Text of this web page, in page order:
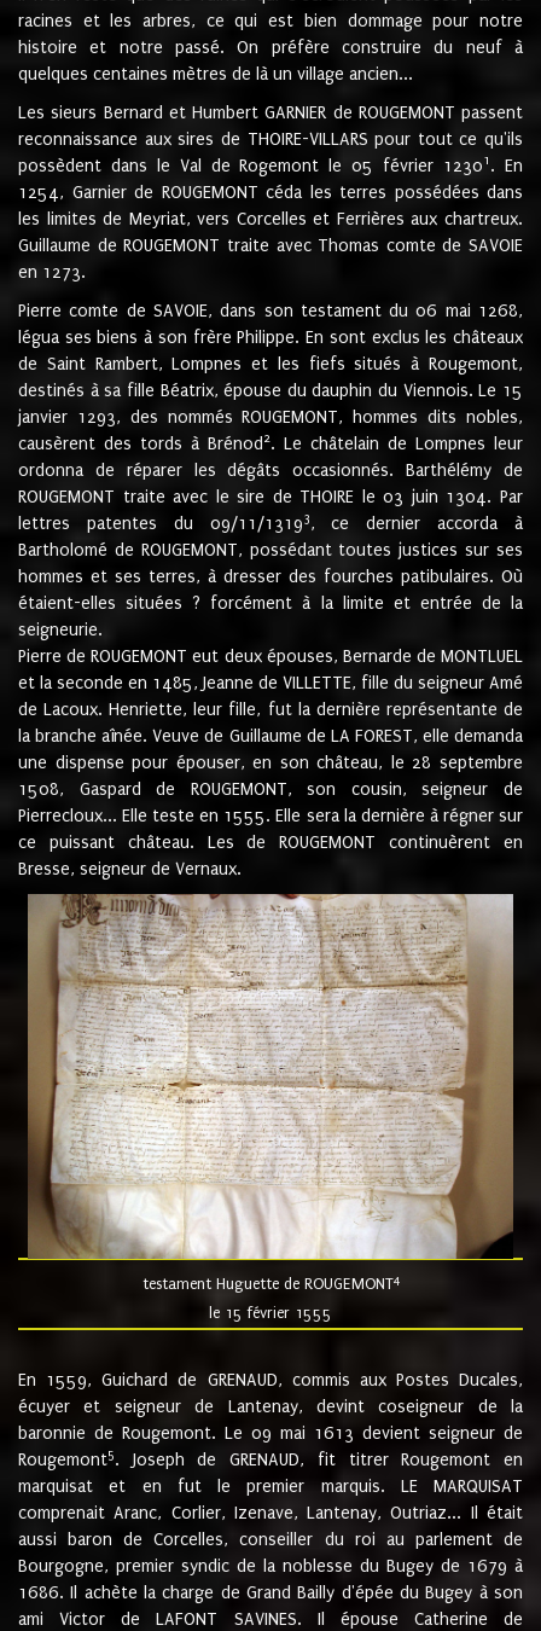
racines et les arbres, ce qui est bien dommage pour notre
histoire et notre passé. On préfère construire du neuf à
quelques centaines mètres de là un village ancien...
Les sieurs Bernard et Humbert GARNIER de ROUGEMONT passent
reconnaissance aux sires de THOIRE-VILLARS pour tout ce qu'ils
possèdent dans le Val de Rogemont le 05 février 12301 . En
1254, Garnier de ROUGEMONT céda les terres possédées dans
les limites de Meyriat, vers Corcelles et Ferrières aux chartreux.
Guillaume de ROUGEMONT traite avec Thomas comte de SAVOIE
en 1273.
Pierre comte de SAVOIE, dans son testament du 06 mai 1268,
légua ses biens à son frère Philippe. En sont exclus les châteaux
de Saint Rambert, Lompnes et les fiefs situés à Rougemont,
destinés à sa fille Béatrix, épouse du dauphin du Viennois. Le 15
janvier 1293, des nommés ROUGEMONT, hommes dits nobles,
causèrent des tords à Brénod 2. Le châtelain de Lompnes leur
ordonna de réparer les dégâts occasionnés. Barthélémy de
ROUGEMONT traite avec le sire de THOIRE le 03 juin 1304. Par
lettres patentes du 09/11/13193, ce dernier accorda à
Bartholomé de ROUGEMONT, possédant toutes justices sur ses
hommes et ses terres, à dresser des fourches patibulaires. Où
étaient-elles situées ? forcément à la limite et entrée de la
seigneurie.
Pierre de ROUGEMONT eut deux épouses, Bernarde de MONTLUEL
et la seconde en 1485, Jeanne de VILLETTE, fille du seigneur Amé
de Lacoux. Henriette, leur fille, fut la dernière représentante de
la branche aînée. Veuve de Guillaume de LA FOREST, elle demanda
une dispense pour épouser, en son château, le 28 septembre
1508, Gaspard de ROUGEMONT, son cousin, seigneur de
Pierrecloux... Elle teste en 1555. Elle sera la dernière à régner sur
ce puissant château. Les de ROUGEMONT continuèrent en
Bresse, seigneur de Vernaux.
testament Huguette de ROUGEMONT4
le 15 février 1555
En 1559, Guichard de GRENAUD, commis aux Postes Ducales,
écuyer et seigneur de Lantenay, devint coseigneur de la
baronnie de Rougemont. Le 09 mai 1613 devient seigneur de
Rougemont5. Joseph de GRENAUD, fit titrer Rougemont en
marquisat et en fut le premier marquis. LE MARQUISAT
comprenait Aranc, Corlier, Izenave, Lantenay, Outriaz... Il était
aussi baron de Corcelles, conseiller du roi au parlement de
Bourgogne, premier syndic de la noblesse du Bugey de 1679 à
1686. Il achète la charge de Grand Bailly d'épée du Bugey à son
ami Victor de LAFONT SAVINES. Il épouse Catherine de